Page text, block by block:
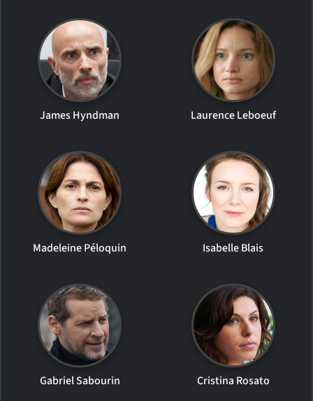
James Hyndman Laurence Leboeuf
Madeleine Péloquin Isabelle Blais
Gabriel Sabourin Cristina Rosato